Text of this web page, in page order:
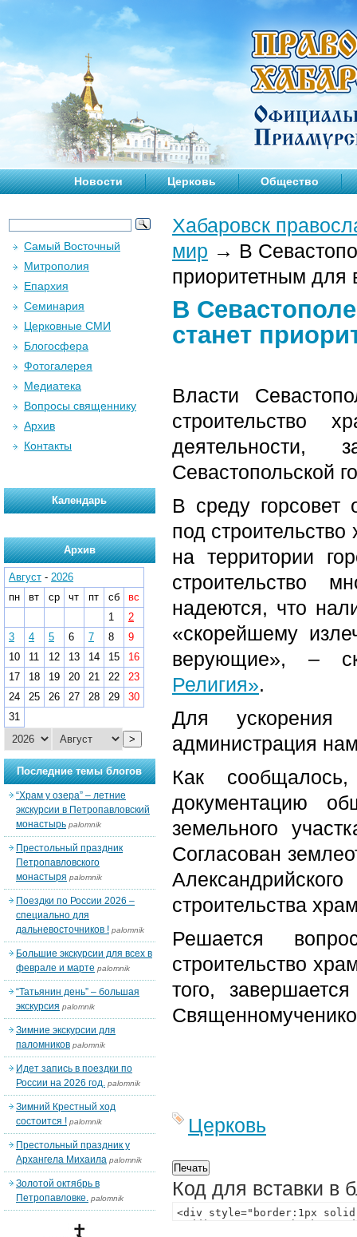
Новости Церковь Общество
Хабаровск
мир → В
приоритетным для
В
станет
Власти
строительство
деятельности,
Севастопольской
В среду горсовет
под
на территории
строительство
надеются, что
«скорейшему
верующие», –
Религия».
Для ускорения
администрация
Как
документацию
земельного
Согласован
строительства
Решается
строительство
того,
Церковь
Код для вставки в
Самый Восточный
Митрополия
Епархия
Семинария
Церковные СМИ
Блогосфера
Фотогалерея
Медиатека
Вопросы священнику
Архив
Контакты
Календарь
Архив
Август - 2026
пн
вт ср чт пт сб
вс
1
2
3
4 5 6 7 8
9
10
11 12 13 14 15
16
17
18 19 20 21 22
23
24
25 26 27 28 29
30
31
>
Последние темы блогов
“Храм у озера” – летние
экскурсии в Петропавловский
монастырь palomnik
Престольный праздник
Петропавловского
монастыря palomnik
Поездки по России 2026 –
специально для
дальневосточников ! palomnik
Большие экскурсии для всех в
феврале и марте palomnik
“Татьянин день” – большая
экскурсия palomnik
Зимние экскурсии для
паломников palomnik
Идет запись в поездки по
России на 2026 год. palomnik
Зимний Крестный ход
состоится ! palomnik
Престольный праздник у
Архангела Михаила palomnik
Золотой октябрь в
Петропавловке. palomnik